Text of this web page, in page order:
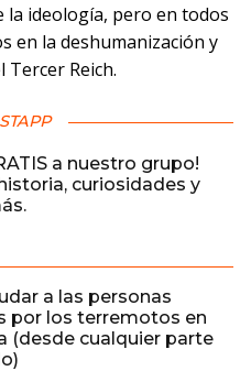
la ideología, pero en todos
en la deshumanización y
Tercer Reich.
a nuestro grupo!
curiosidades y
a las personas
por los terremotos en
(desde cualquier parte